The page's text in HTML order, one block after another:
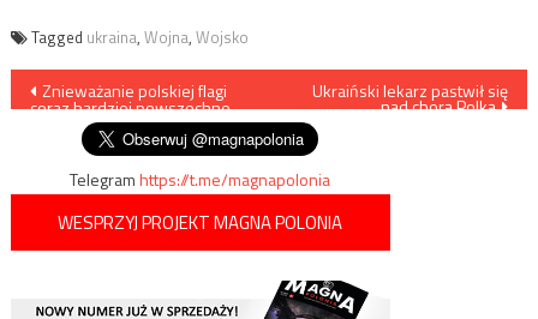
Tagged ukraina, Wojna, Wojsko
Nawigacja
wpisu
Znieważanie polskiej flagi
coraz bardziej powszechne
Ukraiński lekarz pastwił się
nad chorą Polką
Telegramhttps://t.me/magnapolonia
WESPRZYJ PROJEKT MAGNA POLONIA